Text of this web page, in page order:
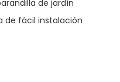
de jardín
de fácil instalación